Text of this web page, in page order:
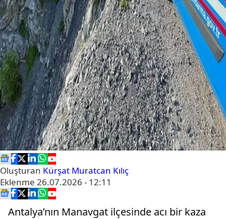
Oluşturan Kürşat Muratcan Kılıç
Eklenme 26.07.2026 - 12:11
Antalya’nın Manavgat ilçesinde acı bir kaza